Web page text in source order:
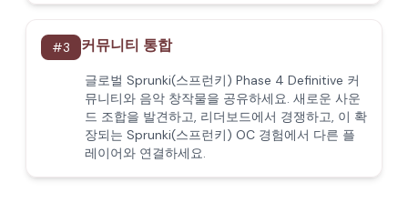
#3 커뮤니티 통합
글로벌 Sprunki(스프런키) Phase 4 Definitive 커
뮤니티와 음악 창작물을 공유하세요. 새로운 사운
드 조합을 발견하고, 리더보드에서 경쟁하고, 이 확
장되는 Sprunki(스프런키) OC 경험에서 다른 플
레이어와 연결하세요.